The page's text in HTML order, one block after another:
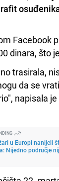
Facebook
dinara, što je
trasirala,
da se
napisala
u Europi nanijeli
Nijedno područje